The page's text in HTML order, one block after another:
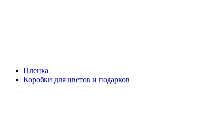
Плeнка
Коробки для цветов и подарков